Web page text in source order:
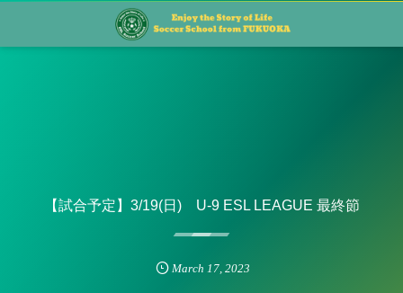
【試合予定】3/19(日) U-9 ESL LEAGUE 最終節
March 17 ,2023